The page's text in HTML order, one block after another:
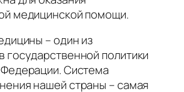
медицинской помощи.
– один из
государственной политики
Система
нашей страны – самая